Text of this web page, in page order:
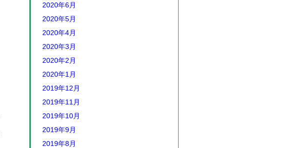
2020年6月
2020年5月
2020年4月
2020年3月
2020年2月
2020年1月
2019年12月
2019年11月
2019年10月
2019年9月
2019年8月